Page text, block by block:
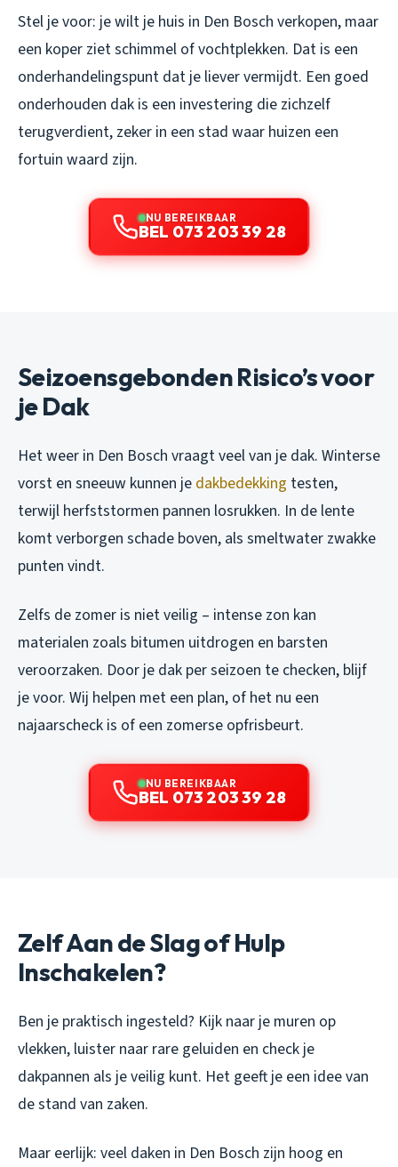
Stel je voor: je wilt je huis in Den Bosch verkopen, maar
een koper ziet schimmel of vochtplekken. Dat is een
onderhandelingspunt dat je liever vermijdt. Een goed
onderhouden dak is een investering die zichzelf
terugverdient, zeker in een stad waar huizen een
fortuin waard zijn.
NU BEREIKBAAR
BEL 073 203 39 28
Seizoensgebonden Risico’s voor
je Dak
Het weer in Den Bosch vraagt veel van je dak. Winterse
vorst en sneeuw kunnen je dakbedekking testen,
terwijl herfststormen pannen losrukken. In de lente
komt verborgen schade boven, als smeltwater zwakke
punten vindt.
Zelfs de zomer is niet veilig – intense zon kan
materialen zoals bitumen uitdrogen en barsten
veroorzaken. Door je dak per seizoen te checken, blijf
je voor. Wij helpen met een plan, of het nu een
najaarscheck is of een zomerse opfrisbeurt.
NU BEREIKBAAR
BEL 073 203 39 28
Zelf Aan de Slag of Hulp
Inschakelen?
Ben je praktisch ingesteld? Kijk naar je muren op
vlekken, luister naar rare geluiden en check je
dakpannen als je veilig kunt. Het geeft je een idee van
de stand van zaken.
Maar eerlijk: veel daken in Den Bosch zijn hoog en